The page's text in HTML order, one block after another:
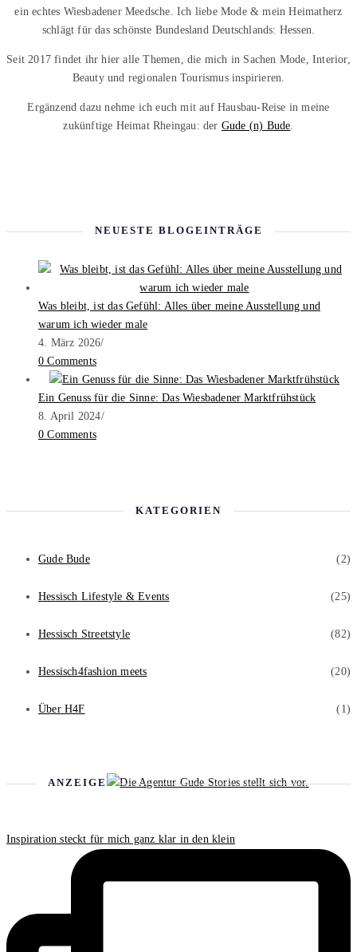
ein echtes Wiesbadener Meedsche. Ich liebe Mode & mein Heimatherz
schlägt für das schönste Bundesland Deutschlands: Hessen.
Seit 2017 findet ihr hier alle Themen, die mich in Sachen Mode, Interior,
Beauty und regionalen Tourismus inspirieren.
Ergänzend dazu nehme ich euch mit auf Hausbau-Reise in meine
zukünftige Heimat Rheingau: der Gude (n) Bude
NEUESTE BLOGEINTRÄGE
Was bleibt, ist das Gefühl: Alles über meine Ausstellung und
warum ich wieder male
4. März 2026/
0 Comments
Ein Genuss für die Sinne: Das Wiesbadener Marktfrühstück
8. April 2024/
0 Comments
KATEGORIEN
Gude Bude (2)
Hessisch Lifestyle & Events (25)
Hessisch Streetstyle (82)
Hessisch4fashion meets (20)
Über H4F (1)
ANZEIGE
Inspiration steckt für mich ganz klar in den klein